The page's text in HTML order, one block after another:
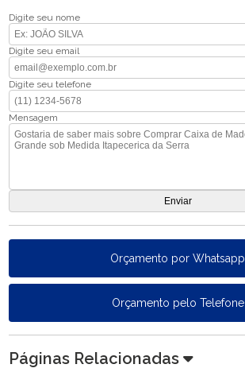
Digite seu nome
Digite seu email
Digite seu telefone
Mensagem
Orçamento por Whatsapp
Orçamento pelo Telefone
Páginas Relacionadas